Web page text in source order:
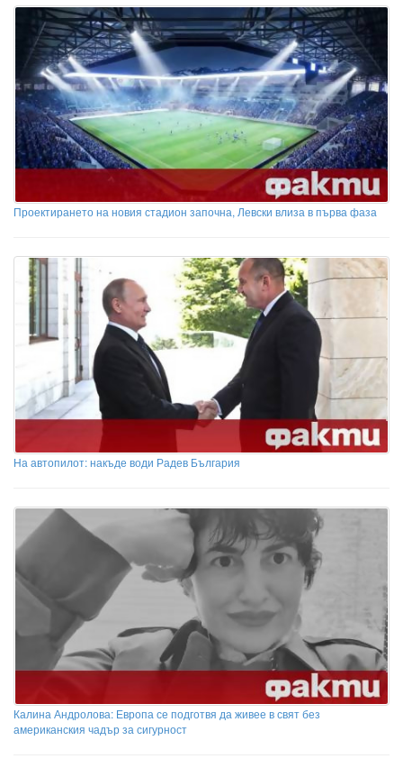
Проектирането на новия стадион започна, Левски влиза в първа фаза
На автопилот: накъде води Радев България
Калина Андролова: Европа се подготвя да живее в свят без
американския чадър за сигурност